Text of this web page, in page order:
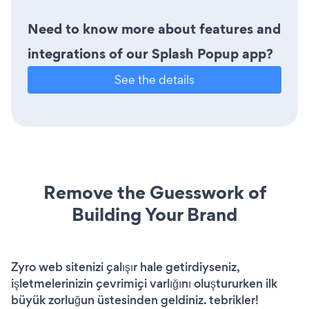
Need to know more about features and
integrations of our Splash Popup app?
See the details
Remove the Guesswork of
Building Your Brand
Zyro web sitenizi çalışır hale getirdiyseniz,
işletmelerinizin çevrimiçi varlığını oluştururken ilk
büyük zorluğun üstesinden geldiniz. tebrikler!